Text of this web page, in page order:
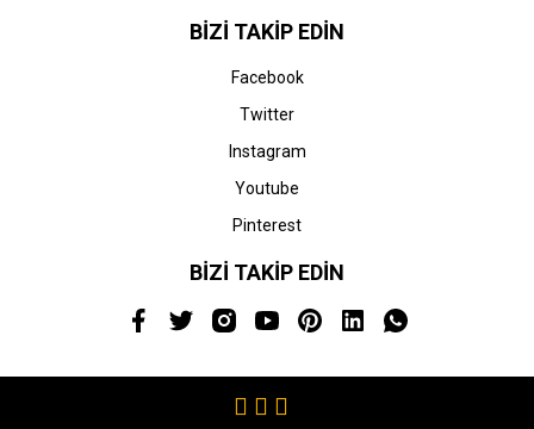
BİZİ TAKİP EDİN
Facebook
Twitter
Instagram
Youtube
Pinterest
BİZİ TAKİP EDİN